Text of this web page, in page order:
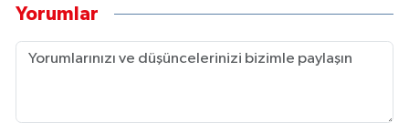
Yorumlar